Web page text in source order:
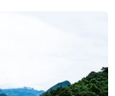
trưởng Trung